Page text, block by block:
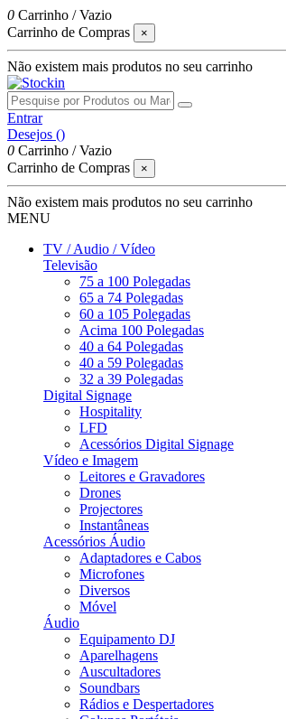
0 Carrinho /Vazio
Carrinho de Compras
×
Não existem mais produtos no seu carrinho
Entrar
Desejos ()
0 Carrinho /Vazio
Carrinho de Compras
×
Não existem mais produtos no seu carrinho
MENU
TV / Audio / Vídeo
Televisão
75 a 100 Polegadas
65 a 74 Polegadas
60 a 105 Polegadas
Acima 100 Polegadas
40 a 64 Polegadas
40 a 59 Polegadas
32 a 39 Polegadas
Digital Signage
Hospitality
LFD
Acessórios Digital Signage
Vídeo e Imagem
Leitores e Gravadores
Drones
Projectores
Instantâneas
Acessórios Áudio
Adaptadores e Cabos
Microfones
Diversos
Móvel
Áudio
Equipamento DJ
Aparelhagens
Auscultadores
Soundbars
Rádios e Despertadores